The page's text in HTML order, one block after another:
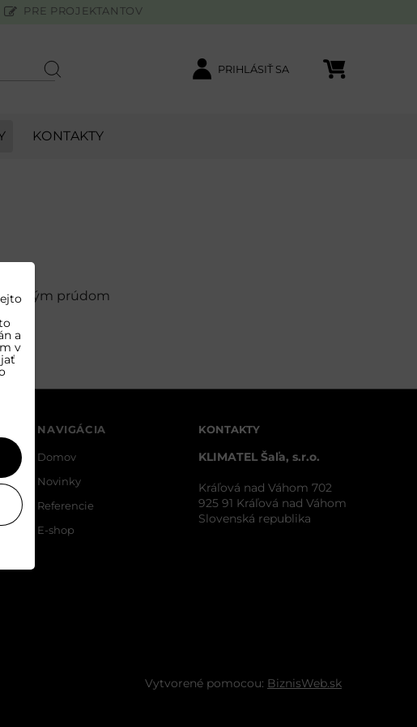
PRIHLÁSIŤ SA
Nákupný košík
PRE PROJEKTANTOV
KONTAKTY
prúdom
NAVIGÁCIA
Domov
Novinky
Referencie
E-shop
KONTAKTY
KLIMATEL Šaľa, s.r.o.
Kráľová nad Váhom 702
925 91 Kráľová nad Váhom
Slovenská republika
Vytvorené pomocou: BiznisWeb.sk
a
v